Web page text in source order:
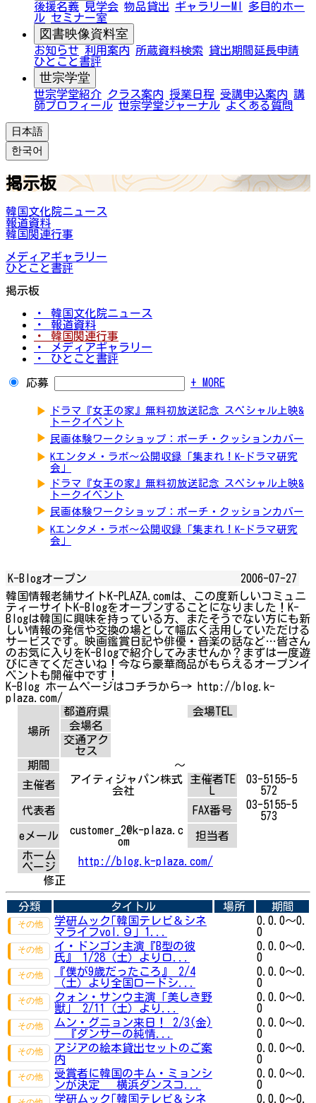
後援名義 見学会 物品貸出 ギャラリーMI
多目的ホー
ル セミナー室
図書映像資料室
お知らせ 利用案内 所蔵資料検索
貸出期間延長申請
ひとこと書評
世宗学堂
世宗学堂紹介 クラス案内 授業日程 受講申込案内 講
師プロフィール 世宗学堂ジャーナル よくある質問
日本語
한국어
掲示板
韓国文化院ニュース
報道資料
韓国関連行事
メディアギャラリー
ひとこと書評
掲示板
・ 韓国文化院ニュース
・ 報道資料
・ 韓国関連行事
・ メディアギャラリー
・ ひとこと書評
応募 + MORE
▶
ドラマ『女王の家』無料初放送記念 スペシャル上映&
トークイベント
▶ 民画体験ワークショップ：ポーチ・クッションカバー
▶ Kエンタメ・ラボ～公開収録「集まれ！K-ドラマ研究
会」
▶
ドラマ『女王の家』無料初放送記念 スペシャル上映&
トークイベント
▶ 民画体験ワークショップ：ポーチ・クッションカバー
▶ Kエンタメ・ラボ～公開収録「集まれ！K-ドラマ研究
会」
K-Blogオープン
2006-07-27
韓国情報老舗サイトK-PLAZA.comは、この度新しいコミュニ
ティーサイトK-Blogをオープンすることになりました！K-
Blogは韓国に興味を持っている方、またそうでない方にも新
しい情報の発信や交換の場として幅広く活用していただける
サービスです。映画鑑賞日記や俳優・音楽の話など…皆さん
のお気に入りをK-Blogで紹介してみませんか？まずは一度遊
びにきてくださいね！今なら豪華商品がもらえるオープンイ
ベントも開催中です！
K-Blog ホームページはコチラから→ http://blog.k-
plaza.com/
場所
都道府県
会場TEL
会場名
交通アク
セス
期間
～
主催者
アイティジャパン株式
会社
主催者TE
03-5155-5
572
代表者
FAX番号
03-5155-5
573
eメール
customer_2@k-plaza.c
om
担当者
ホーム
ページ
http://blog.k-plaza.com/
修正
分類 タイトル 場所
期間
学研ムック｢韓国テレビ＆シネ
マライフvol.９｣ 1...
0.0.0～0.
0
イ・ドンゴン主演『B型の彼
氏』 1/28（土）よりロ...
0.0.0～0.
0
『僕が9歳だったころ』 2/4
（土）より全国ロードシ...
0.0.0～0.
0
クォン・サンウ主演「美しき野
獣」 2/11（土）より...
0.0.0～0.
0
ムン・グニョン来日！ 2/3(金)
『ダンサーの純情...
0.0.0～0.
0
アジアの絵本貸出セットのご案
内
0.0.0～0.
0
受賞者に韓国のキム・ミョンシ
ンが決定 横浜ダンスコ...
0.0.0～0.
0
学研ムック｢韓国テレビ＆シネ
0.0.0～0.